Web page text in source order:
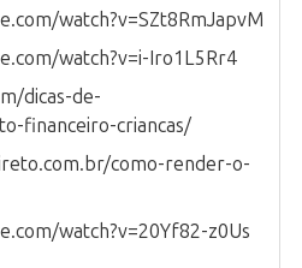
watch?v=SZt8RmJapvM
watch?v=i-Iro1L5Rr4
dicas-de-
financeiro-criancas/
como-render-o-
watch?v=20Yf82-z0Us